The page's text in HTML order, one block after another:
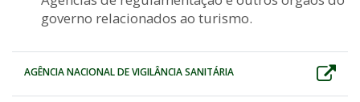
governo relacionados ao turismo.
AGÊNCIA NACIONAL DE VIGILÂNCIA SANITÁRIA